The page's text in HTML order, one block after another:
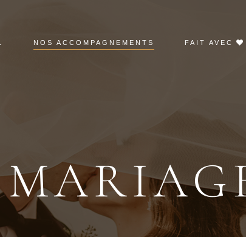
NOS ACCOMPAGNEMENTS FAIT AVEC